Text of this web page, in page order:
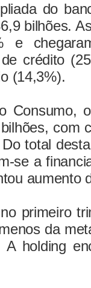
do
bilhões.
e
crédito
(14,3%).
Consumo,
com
total
se a
aumento
primeiro
da
holding